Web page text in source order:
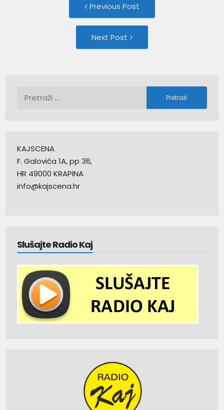
navigation
Previous Post
Next Post
KAJSCENA
F. Galovića 1A, pp 36,
HR 49000 KRAPINA
info@kajscena.hr
Slušajte Radio Kaj